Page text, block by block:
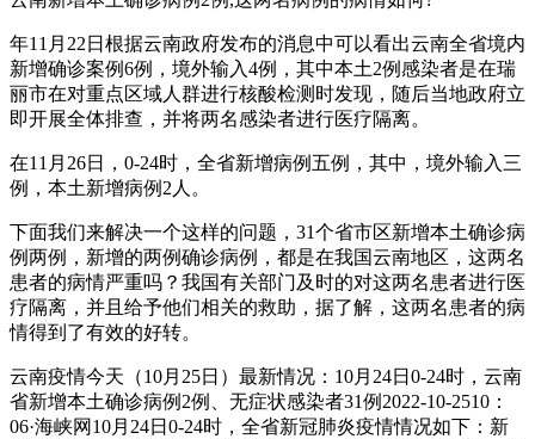
年11月22日根据云南政府发布的消息中可以看出云南全省境内
新增确诊案例6例，境外输入4例，其中本土2例感染者是在瑞
丽市在对重点区域人群进行核酸检测时发现，随后当地政府立
即开展全体排查，并将两名感染者进行医疗隔离。
在11月26日，0-24时，全省新增病例五例，其中，境外输入三
例，本土新增病例2人。
下面我们来解决一个这样的问题，31个省市区新增本土确诊病
例两例，新增的两例确诊病例，都是在我国云南地区，这两名
患者的病情严重吗？我国有关部门及时的对这两名患者进行医
疗隔离，并且给予他们相关的救助，据了解，这两名患者的病
情得到了有效的好转。
云南疫情今天（10月25日）最新情况：10月24日0-24时，云南
省新增本土确诊病例2例、无症状感染者31例2022-10-2510：
06·海峡网10月24日0-24时，全省新冠肺炎疫情情况如下：新